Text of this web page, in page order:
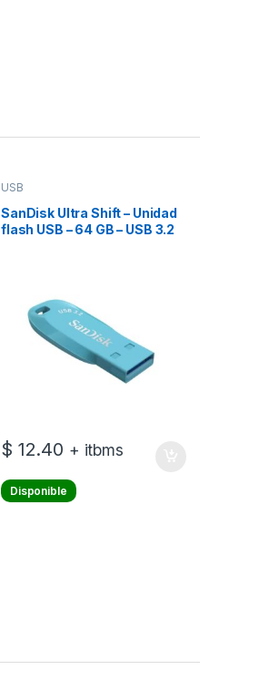
USB
SanDisk Ultra Shift – Unidad
flash USB – 64 GB – USB 3.2
$ 12.40 + itbms
Disponible